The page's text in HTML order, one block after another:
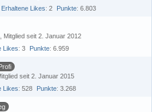
Erhaltene Likes 2 Punkte 6.803
Mitglied seit 2. Januar 2012
Likes 3 Punkte 6.959
seit 2. Januar 2015
Likes 528 Punkte 3.268